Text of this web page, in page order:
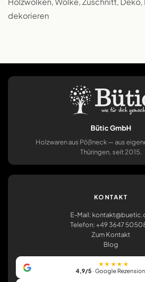
dekorieren
Bütic GmbH
Holzwaren aus Pößneck — aus
Thüringen, seit 2015.
KONTAKT
E-Mail:
Telefon: +49 3647
Zum Kontakt
Blog
★★★★★
4,9/5· Google